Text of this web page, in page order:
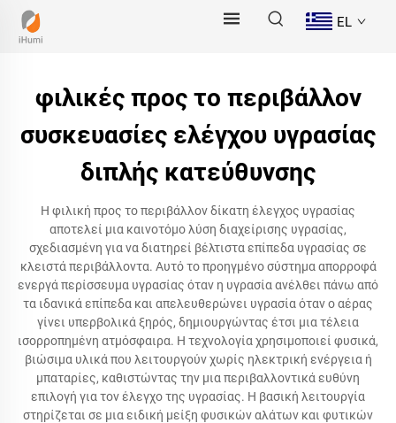
EL
φιλικές προς το περιβάλλον
συσκευασίες ελέγχου υγρασίας
διπλής κατεύθυνσης
Η φιλική προς το περιβάλλον δίκατη έλεγχος υγρασίας
αποτελεί μια καινοτόμο λύση διαχείρισης υγρασίας,
σχεδιασμένη για να διατηρεί βέλτιστα επίπεδα υγρασίας σε
κλειστά περιβάλλοντα. Αυτό το προηγμένο σύστημα απορροφά
ενεργά περίσσευμα υγρασίας όταν η υγρασία ανέλθει πάνω από
τα ιδανικά επίπεδα και απελευθερώνει υγρασία όταν ο αέρας
γίνει υπερβολικά ξηρός, δημιουργώντας έτσι μια τέλεια
ισορροπημένη ατμόσφαιρα. Η τεχνολογία χρησιμοποιεί φυσικά,
βιώσιμα υλικά που λειτουργούν χωρίς ηλεκτρική ενέργεια ή
μπαταρίες, καθιστώντας την μια περιβαλλοντικά ευθύνη
επιλογή για τον έλεγχο της υγρασίας. Η βασική λειτουργία
στηρίζεται σε μια ειδική μείξη φυσικών αλάτων και φυτικών